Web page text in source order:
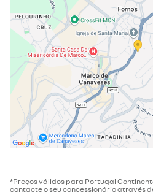
*Preços válidos para Portugal
contacte o seu concessionário através